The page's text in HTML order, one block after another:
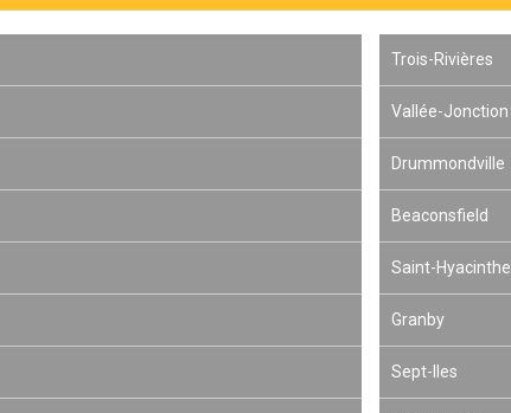
Trois-Rivières
Vallée-Jonction
Drummondville
Beaconsfield
Saint-Hyacinthe
Granby
Sept-Iles